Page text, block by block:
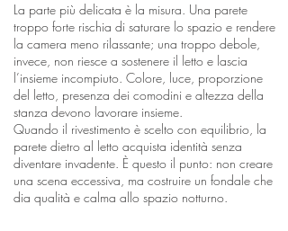
La parte più delicata è la misura. Una parete
troppo forte rischia di saturare lo spazio e rendere
la camera meno rilassante; una troppo debole,
invece, non riesce a sostenere il letto e lascia
l’insieme incompiuto. Colore, luce, proporzione
del letto, presenza dei comodini e altezza della
stanza devono lavorare insieme.
Quando il rivestimento è scelto con equilibrio, la
parete dietro al letto acquista identità senza
diventare invadente. È questo il punto: non creare
una scena eccessiva, ma costruire un fondale che
dia qualità e calma allo spazio notturno.